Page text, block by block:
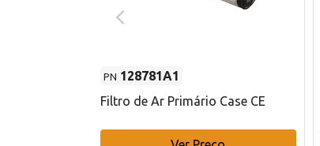
PN 128781A1
Filtro de Ar Primário Case CE